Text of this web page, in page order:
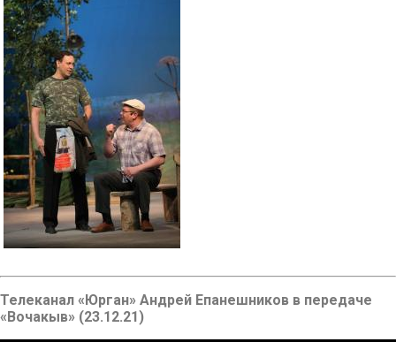
Телеканал «Юрган» Андрей Епанешников в передаче
«Вочакыв» (23.12.21)